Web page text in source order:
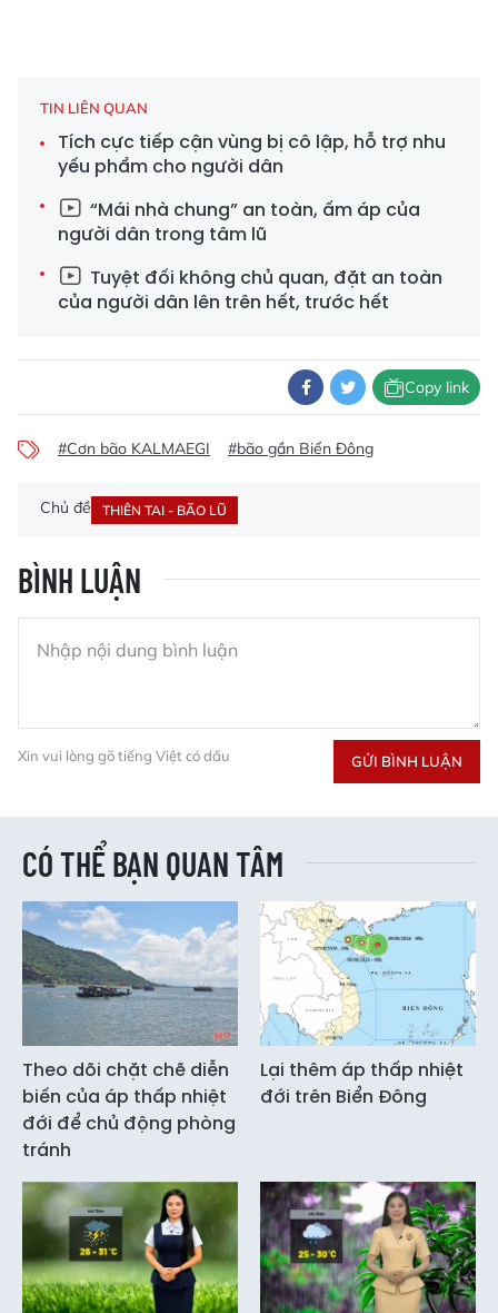
TIN LIÊN QUAN
Tích cực tiếp cận vùng bị cô lập, hỗ trợ nhu
yếu phẩm cho người dân
“Mái nhà chung” an toàn, ấm áp của
người dân trong tâm lũ
Tuyệt đối không chủ quan, đặt an toàn
của người dân lên trên hết, trước hết
Copy link
#Cơn bão KALMAEGI #bão gần Biển Đông
Chủ đề THIÊN TAI - BÃO LŨ
BÌNH LUẬN
Xin vui lòng gõ tiếng Việt có dấu GỬI BÌNH LUẬN
CÓ THỂ BẠN QUAN TÂM
Theo dõi chặt chẽ diễn
biến của áp thấp nhiệt
đới để chủ động phòng
tránh
Lại thêm áp thấp nhiệt
đới trên Biển Đông